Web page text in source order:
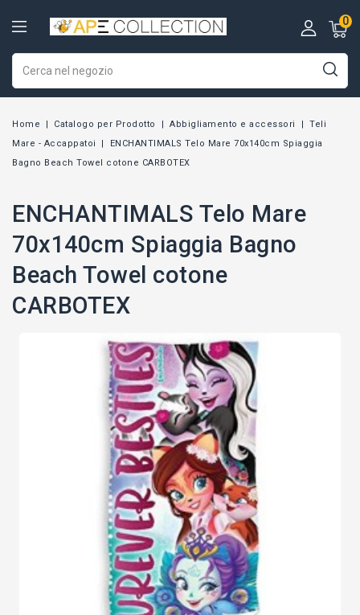
0
Home Catalogo per Prodotto Abbigliamento e accessori
Teli
Mare - Accappatoi
ENCHANTIMALS Telo Mare 70x140cm Spiaggia
Bagno Beach Towel cotone CARBOTEX
ENCHANTIMALS Telo Mare
70x140cm Spiaggia Bagno
Beach Towel cotone
CARBOTEX